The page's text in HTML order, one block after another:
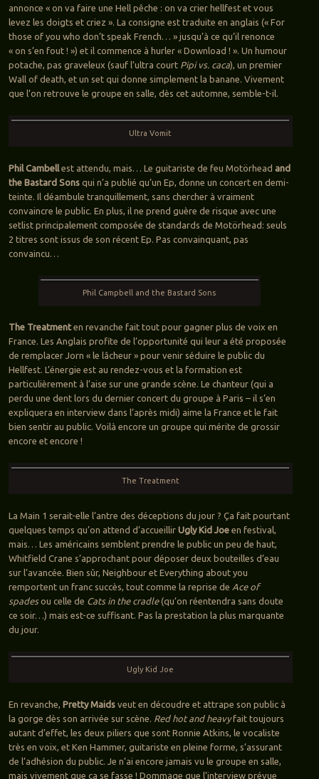
annonce « on va faire une Hell pêche : on va crier hellfest et vous
levez les doigts et criez ». La consigne est traduite en anglais (« For
those of you who don’t speak French… » jusqu’à ce qu’il renonce
« on s’en fout ! ») et il commence à hurler « Download ! ». Un humour
potache, pas graveleux (sauf l’ultra court Pipi vs. caca), un premier
Wall of death, et un set qui donne simplement la banane. Vivement
que l’on retrouve le groupe en salle, dès cet automne, semble-t-il.
Ultra Vomit
Phil Cambellest attendu, mais… Le guitariste de feu Motörhead and
the Bastard Sonsqui n’a publié qu’un Ep, donne un concert en demi-
teinte. Il déambule tranquillement, sans chercher à vraiment
convaincre le public. En plus, il ne prend guère de risque avec une
setlist principalement composée de standards de Motörhead: seuls
2 titres sont issus de son récent Ep. Pas convainquant, pas
convaincu…
Phil Campbell and the Bastard Sons
The Treatmenten revanche fait tout pour gagner plus de voix en
France. Les Anglais profite de l’opportunité qui leur a été proposée
de remplacer Jorn « le lâcheur » pour venir séduire le public du
Hellfest. L’énergie est au rendez-vous et la formation est
particulièrement à l’aise sur une grande scène. Le chanteur (qui a
perdu une dent lors du dernier concert du groupe à Paris – il s’en
expliquera en interview dans l’après midi) aime la France et le fait
bien sentir au public. Voilà encore un groupe qui mérite de grossir
encore et encore !
The Treatment
La Main 1 serait-elle l’antre des déceptions du jour ? Ça fait pourtant
quelques temps qu’on attend d’accueillir Ugly Kid Joeen festival,
mais… Les américains semblent prendre le public un peu de haut,
Whitfield Crane s’approchant pour déposer deux bouteilles d’eau
sur l’avancée. Bien sûr, Neighbour et Everything about you
remportent un franc succès, tout comme la reprise de Ace of
spadesou celle de Cats in the cradle(qu’on réentendra sans doute
ce soir…) mais est-ce suffisant. Pas la prestation la plus marquante
du jour.
Ugly Kid Joe
En revanche, Pretty Maidsveut en découdre et attrape son public à
la gorge dès son arrivée sur scène. Red hot and heavyfait toujours
autant d’effet, les deux piliers que sont Ronnie Atkins, le vocaliste
très en voix, et Ken Hammer, guitariste en pleine forme, s’assurant
de l’adhésion du public. Je n’ai encore jamais vu le groupe en salle,
mais vivement que ça se fasse ! Dommage que l’interview prévue